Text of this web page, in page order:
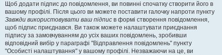
Щоб додати підпис до повідомлення, ви повинні спочатку створити його в
вашому профілі. Після цього ви можете поставити галочку напроти пункту
Завжди використовувати ваш підпис в формі створення повідомлення,
щоб підпис приєднався. Ви також можете налаштувати приєднання
підпису за замовчуванням до усіх ваших повідомлень, зробивши
відповідний вибір у параграфі "Відправлення повідомлень" пункту
"Особисті налаштування" у вашому профілі. Незважаючи на це, ви